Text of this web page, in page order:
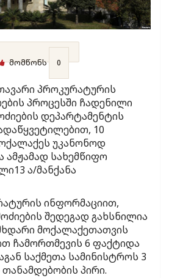
მომწონს 0
პროკურატურის
პროცესში ჩადენილი
დეპარტამენტის
10
უკანონოდ
სახემწიფო
ა/მანქანა
ინფორმაციით,
შედეგად გახსნილია
მოქალაქეთათვის
ჩამორთმევის 6 ფაქტიდა
საქმეთა სამინისტროს 3
პირი.